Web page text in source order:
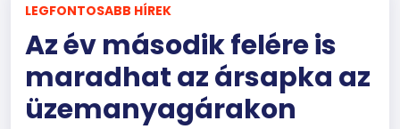
LEGFONTOSABB HÍREK
Az év második felére is
maradhat az ársapka az
üzemanyagárakon